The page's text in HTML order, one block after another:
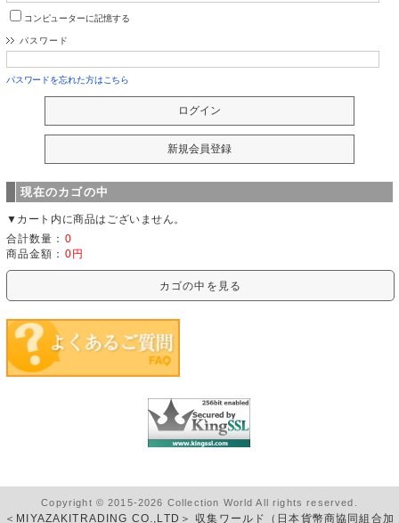
コンピューターに記憶する
パスワード
パスワードを忘れた方はこちら
現在のカゴの中
▼カート内に商品はございません。
合計数量： 0
商品金額： 0円
カゴの中を見る
Copyright © 2015-2026 Collection World All rights reserved.
＜MIYAZAKITRADING CO.,LTD＞ 収集ワールド（日本貨幣商協同組合加